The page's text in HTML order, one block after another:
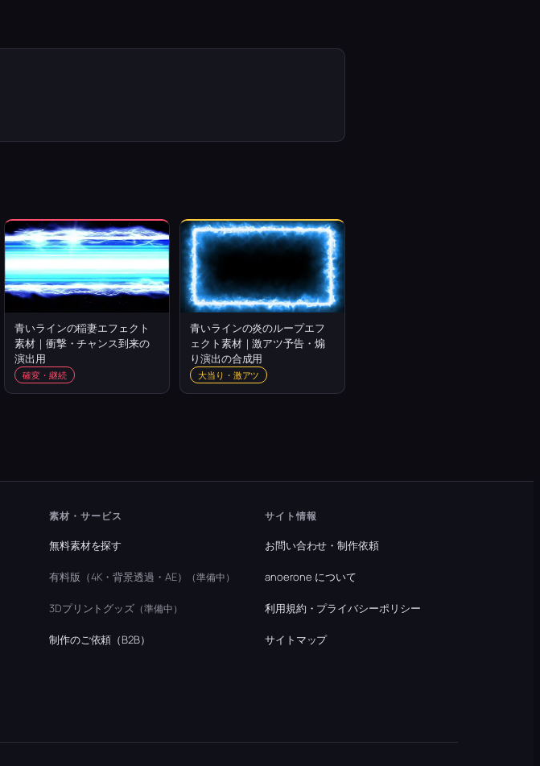
青いラインの稲妻エフェクト
素材｜衝撃・チャンス到来の
演出用
確変・継続
青いラインの炎のループエフ
ェクト素材｜激アツ予告・煽
り演出の合成用
大当り・激アツ
素材・サービス
無料素材を探す
有料版（4K・背景透過・AE） （準備中）
3Dプリントグッズ （準備中）
制作のご依頼（B2B）
サイト情報
お問い合わせ・制作依頼
anoerone について
利用規約・プライバシーポリシー
サイトマップ